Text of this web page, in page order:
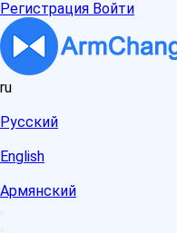
Регистрация Войти
ru
Русский
English
Армянский